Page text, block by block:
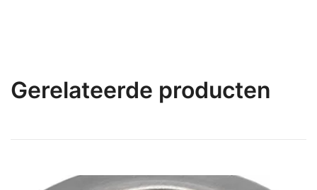
Gerelateerde producten